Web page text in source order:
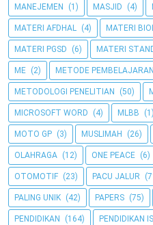
MANEJEMEN (1) MASJID (4)
MATERI AFDHAL (4) MATERI
MATERI PGSD (6) MATERI
ME (2) METODE PEMBELAJARAN
METODOLOGI PENELITIAN (50)
MICROSOFT WORD (4) MLBB (1)
MOTO GP (3) MUSLIMAH (26)
OLAHRAGA (12) ONE PEACE (6)
OTOMOTIF (23) PACU JALUR
PALING UNIK (42) PAPERS (75)
PENDIDIKAN (164) PENDIDIKAN